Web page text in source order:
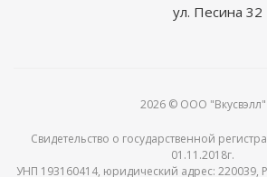
ул. Песина 32
2026 © ООО "Вкусвэлл"
Свидетельство о государственной
01.11.2018г.
УНП 193160414, юридический адрес: 220039,